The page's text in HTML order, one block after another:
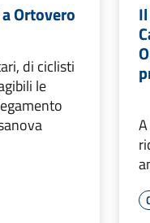
Ortovero
di ciclisti
le